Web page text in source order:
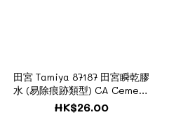
田宮 Tamiya 87187 田宮瞬乾膠
水 (易除痕跡類型) CA Cement
Easy Sanding
HK$26.00